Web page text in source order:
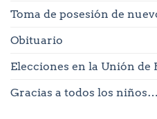
Toma de posesión de
Obituario
Elecciones en la Unión de
Gracias a todos los niños…